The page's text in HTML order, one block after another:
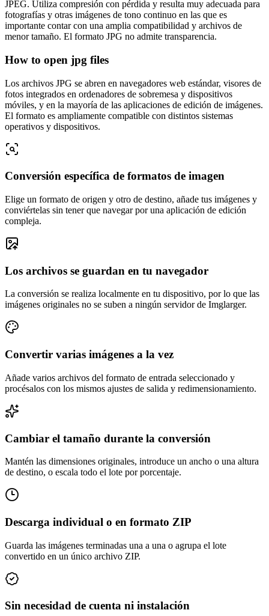
JPEG. Utiliza compresión con pérdida y resulta muy adecuada para
fotografías y otras imágenes de tono continuo en las que es
importante contar con una amplia compatibilidad y archivos de
menor tamaño. El formato JPG no admite transparencia.
How to open jpg files
Los archivos JPG se abren en navegadores web estándar, visores de
fotos integrados en ordenadores de sobremesa y dispositivos
móviles, y en la mayoría de las aplicaciones de edición de imágenes.
El formato es ampliamente compatible con distintos sistemas
operativos y dispositivos.
Conversión específica de formatos de imagen
Elige un formato de origen y otro de destino, añade tus imágenes y
conviértelas sin tener que navegar por una aplicación de edición
compleja.
Los archivos se guardan en tu navegador
La conversión se realiza localmente en tu dispositivo, por lo que las
imágenes originales no se suben a ningún servidor de Imglarger.
Convertir varias imágenes a la vez
Añade varios archivos del formato de entrada seleccionado y
procésalos con los mismos ajustes de salida y redimensionamiento.
Cambiar el tamaño durante la conversión
Mantén las dimensiones originales, introduce un ancho o una altura
de destino, o escala todo el lote por porcentaje.
Descarga individual o en formato ZIP
Guarda las imágenes terminadas una a una o agrupa el lote
convertido en un único archivo ZIP.
Sin necesidad de cuenta ni instalación